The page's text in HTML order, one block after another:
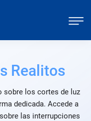
Realitos
sobre los cortes de luz
dedicada. Accede a
las interrupciones